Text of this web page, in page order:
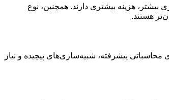
بیشتر، هزینه بیشتری دارند. همچنین، نوع
هستند.
پیشرفته، شبیه‌سازی‌های پیچیده و نیاز